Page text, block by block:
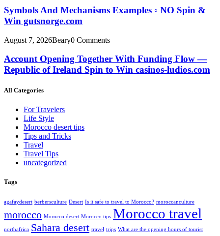
Symbols And Mechanisms Examples ◦ NO Spin &
Win gutsnorge.com
August 7, 2026Beary0 Comments
Account Opening Together With Funding Flow —
Republic of Ireland Spin to Win casinos-ludios.com
All Categories
For Travelers
Life Style
Morocco desert tips
Tips and Tricks
Travel
Travel Tips
uncategorized
Tags
agafaydesert berbersculture Desert Is it safe to travel to Morocco? moroccanculture
morocco Morocco desert Morocco tips Morocco travel
northafrica Sahara desert travel trips What are the opening hours of tourist